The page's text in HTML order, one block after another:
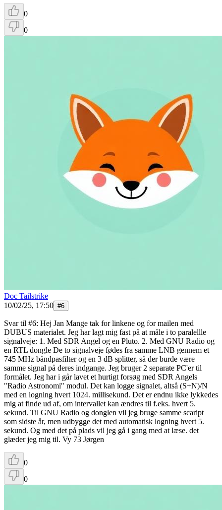
0
0
Doc Tailstrike
10/02/25, 17:50 #6
Svar til #6: Hej Jan Mange tak for linkene og for mailen med
DUBUS materialet. Jeg har lagt mig fast på at måle i to paralellle
signalveje: 1. Med SDR Angel og en Pluto. 2. Med GNU Radio og
en RTL dongle De to signalveje fødes fra samme LNB gennem et
745 MHz båndpasfilter og en 3 dB splitter, så der burde være
samme signal på deres indgange. Jeg bruger 2 separate PC'er til
formålet. Jeg har i går lavet et hurtigt forsøg med SDR Angels
"Radio Astronomi" modul. Det kan logge signalet, altså (S+N)/N
med en logning hvert 1024. millisekund. Det er endnu ikke lykkedes
mig at finde ud af, om intervallet kan ændres til f.eks. hvert 5.
sekund. Til GNU Radio og donglen vil jeg bruge samme scaript
som sidste år, men udbygge det med automatisk logning hvert 5.
sekund. Og med det på plads vil jeg gå i gang med at læse. det
glæder jeg mig til. Vy 73 Jørgen
0
0